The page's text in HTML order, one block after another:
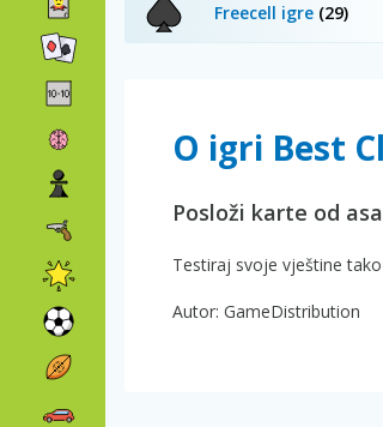
Freecell igre (29)
O igri Best
Posloži karte od
Testiraj svoje vještine
Autor: GameDistribution